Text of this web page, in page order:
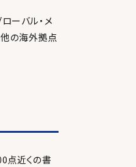
ーバル・メ
の海外拠点
点近くの書